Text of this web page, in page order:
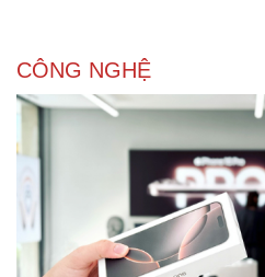
CÔNG NGHỆ